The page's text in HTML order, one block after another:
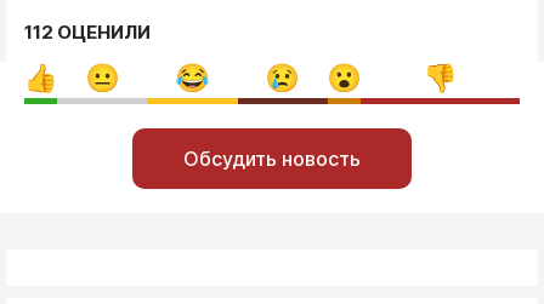
112 ОЦЕНИЛИ
Обсудить новость